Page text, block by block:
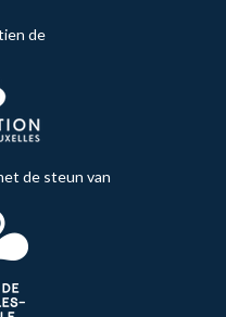
de
de steun van